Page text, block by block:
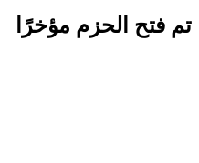
تم فتح الحزم مؤخرًا